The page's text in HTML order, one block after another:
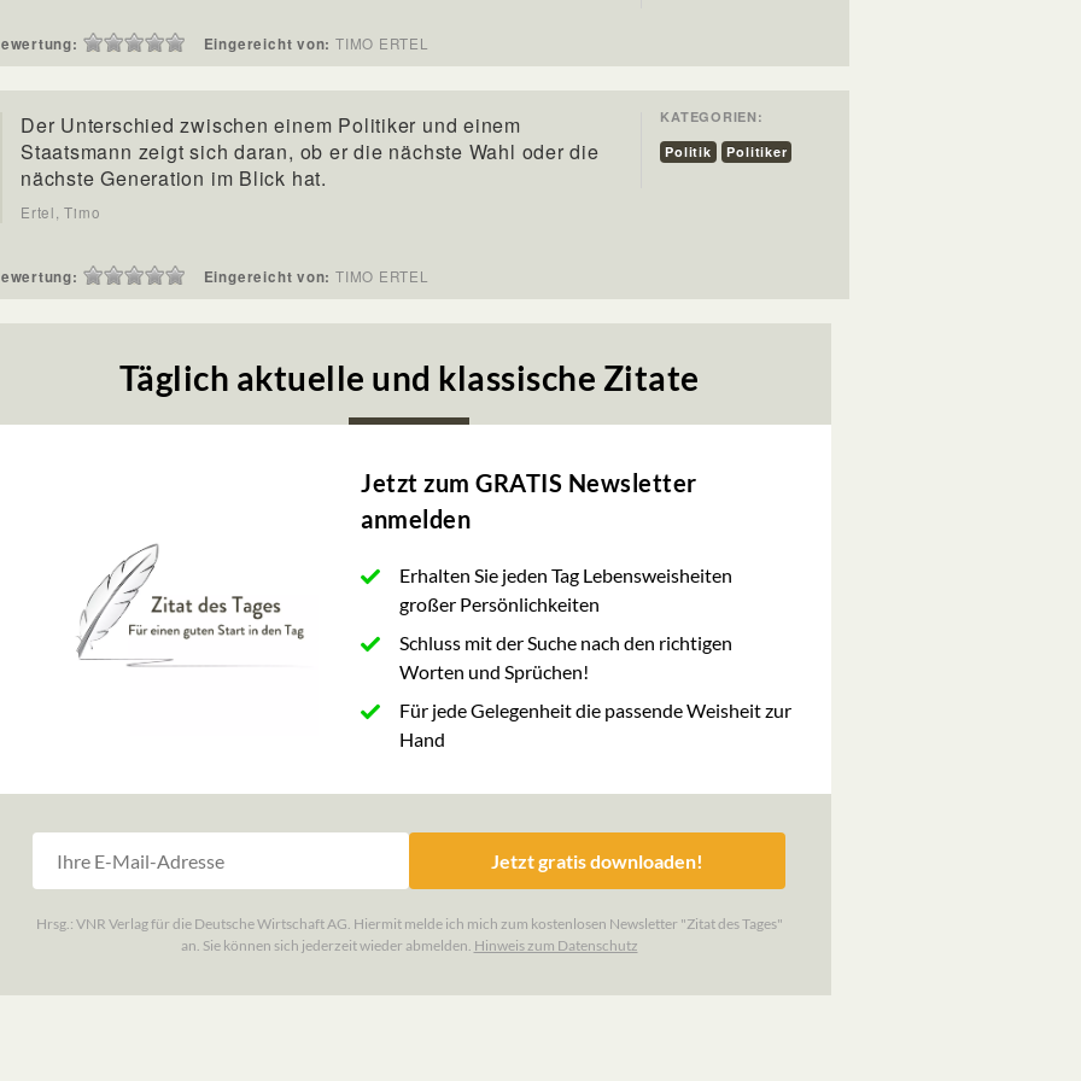
Eingereicht von: TIMO ERTEL
Der Unterschied zwischen einem Politiker und einem
Staatsmann zeigt sich daran, ob er die nächste Wahl oder die
nächste Generation im Blick hat.
Ertel, Timo
KATEGORIEN:
Politik
Politiker
Eingereicht von: TIMO ERTEL